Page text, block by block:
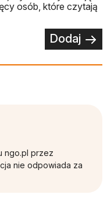
osób, które czytają
Dodaj
ngo.pl przez
nie odpowiada za